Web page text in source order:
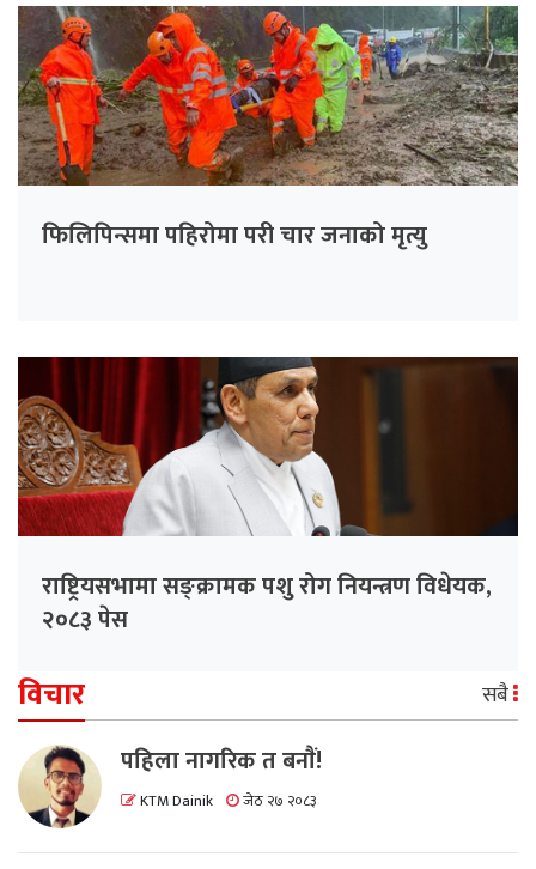
फिलिपिन्समा पहिरोमा परी चार जनाको मृत्यु
राष्ट्रियसभामा सङ्क्रामक पशु रोग नियन्त्रण विधेयक,
२०८३ पेस
विचार सबै
पहिला नागरिक त बनाैं!
KTM Dainik जेठ २७ २०८३